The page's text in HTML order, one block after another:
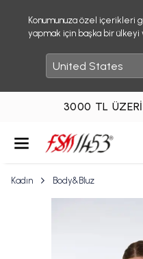
Konumunuza özel içerikleri
yapmak için başka bir
3000 TL
Kadın Body&Bluz